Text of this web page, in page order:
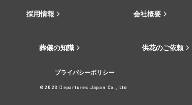
採用情報 会社概要
葬儀の知識 供花のご依頼
プライバシーポリシー
©2023 Departures Japan Co., Ltd.